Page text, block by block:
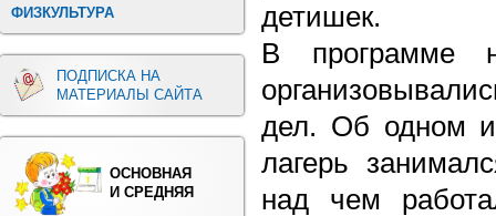
ФИЗКУЛЬТУРА
ПОДПИСКА НА
МАТЕРИАЛЫ САЙТА
ОСНОВНАЯ
И СРЕДНЯЯ
детишек.
В программе
дел. Об одном
лагерь
над чем